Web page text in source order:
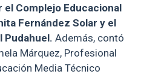
Complejo Educacional
Fernández Solar y el
Pudahuel. Además, contó
Márquez, Profesional
Media Técnico